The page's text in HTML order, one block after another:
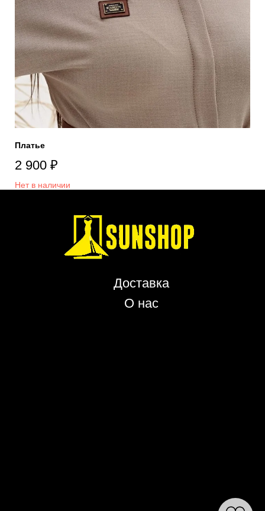
Платье
2 900 ₽
Нет в наличии
Доставка
О нас